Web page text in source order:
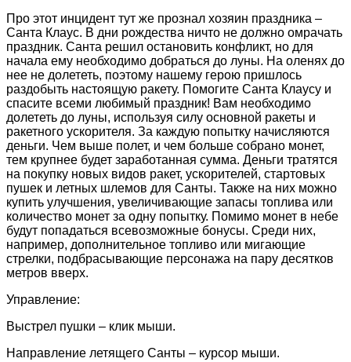
Про этот инцидент тут же прознал хозяин праздника –
Санта Клаус. В дни рождества ничто не должно омрачать
праздник. Санта решил остановить конфликт, но для
начала ему необходимо добраться до луны. На оленях до
нее не долететь, поэтому нашему герою пришлось
раздобыть настоящую ракету. Помогите Санта Клаусу и
спасите всеми любимый праздник! Вам необходимо
долететь до луны, используя силу основной ракеты и
ракетного ускорителя. За каждую попытку начисляются
деньги. Чем выше полет, и чем больше собрано монет,
тем крупнее будет заработанная сумма. Деньги тратятся
на покупку новых видов ракет, ускорителей, стартовых
пушек и летных шлемов для Санты. Также на них можно
купить улучшения, увеличивающие запасы топлива или
количество монет за одну попытку. Помимо монет в небе
будут попадаться всевозможные бонусы. Среди них,
например, дополнительное топливо или мигающие
стрелки, подбрасывающие персонажа на пару десятков
метров вверх.
Управление:
Выстрел пушки – клик мыши.
Направление летящего Санты – курсор мыши.